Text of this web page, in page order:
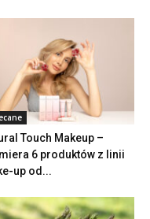
Touch Makeup –
6 produktów z linii
up od...